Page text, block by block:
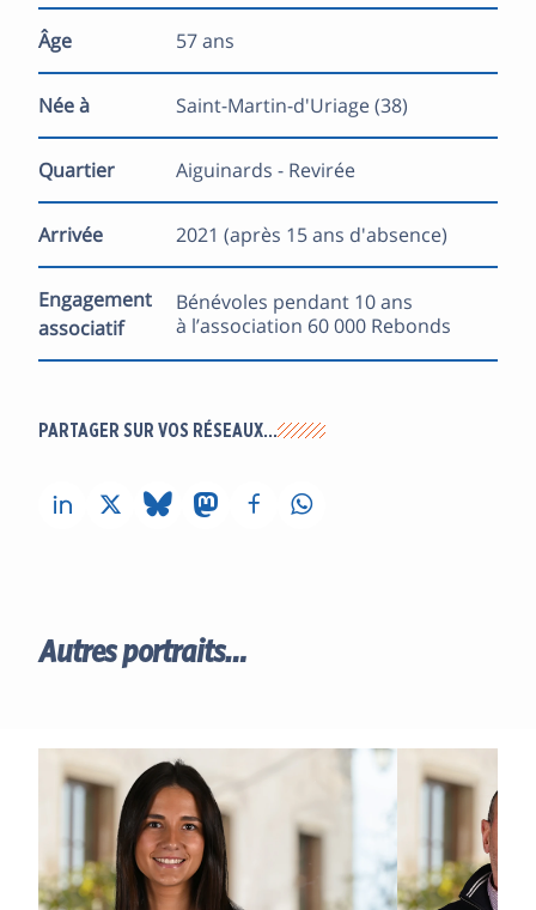
Âge 57 ans
Née à Saint-Martin-d'Uriage (38)
Quartier Aiguinards - Revirée
Arrivée 2021 (après 15 ans d'absence)
Engagement
associatif
Bénévoles pendant 10 ans
à l’association 60 000 Rebonds
PARTAGER SUR VOS RÉSEAUX…
Autres portraits…